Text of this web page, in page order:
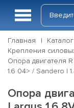
Главная Каталог
Крепления
Опора двигателя R
1.6 04> / Sandero I
Опора